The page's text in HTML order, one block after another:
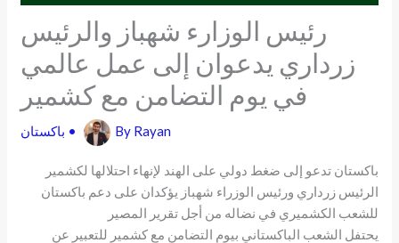
رئيس الوزارء شهباز والرئيس
زرداري يدعوان إلى عمل عالمي
في يوم التضامن مع كشمير
باكستان • By Rayan
باكستان تدعو إلى ضغط دولي على الهند لإنهاء احتلالها لكشمير
الرئيس زرداري ورئيس الوزراء شهباز يؤكدان على دعم باكستان
للشعب الكشميري في نضاله من أجل تقرير المصير
يحتفل الشعب الباكستاني بيوم التضامن مع كشمير للتعبير عن